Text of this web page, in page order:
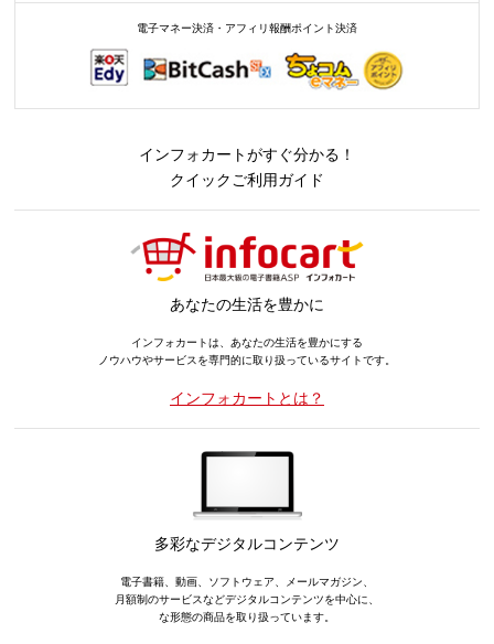
電子マネー決済・アフィリ報酬ポイント決済
インフォカートがすぐ分かる！
クイックご利用ガイド
あなたの生活を豊かに
インフォカートは、あなたの生活を豊かにする
ノウハウやサービスを専門的に取り扱っているサイトです。
インフォカートとは？
多彩なデジタルコンテンツ
電子書籍、動画、ソフトウェア、メールマガジン、
月額制のサービスなどデジタルコンテンツを中心に、
な形態の商品を取り扱っています。